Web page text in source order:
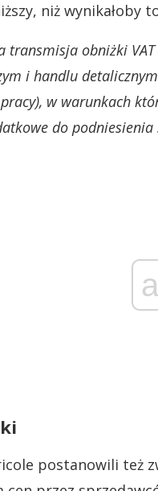
niż wynikałoby
transmisja obniżki
i handlu
w warunkach
do
postanowili też